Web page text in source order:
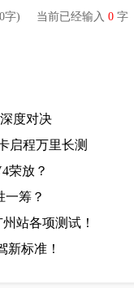
字) 当前已经输入 0 字
度对决
启程万里长测
荣放？
一筹？
站各项测试！
新标准！